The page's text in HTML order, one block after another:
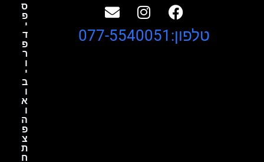
ס
פ
י
ד
פ
ר
ו
י
ב
ו
א
ו
ה
פ
צ
ת
ח
טלפון:077-5540051